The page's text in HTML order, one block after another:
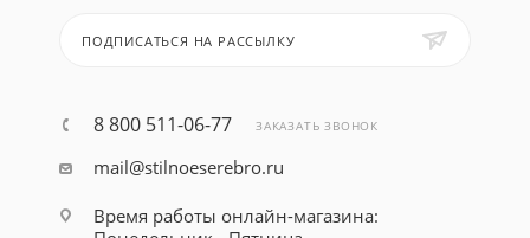
ПОДПИСАТЬСЯ НА РАССЫЛКУ
8 800 511-06-77 ЗАКАЗАТЬ ЗВОНОК
mail@stilnoeserebro.ru
Время работы онлайн-магазина: